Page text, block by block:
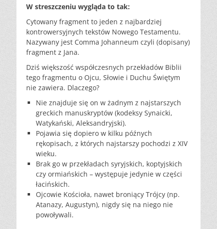
W streszczeniu wygląda to tak:
Cytowany fragment to jeden z najbardziej
kontrowersyjnych tekstów Nowego Testamentu.
Nazywany jest Comma Johanneum czyli (dopisany)
fragment z Jana.
Dziś większość współczesnych przekładów Biblii
tego fragmentu o Ojcu, Słowie i Duchu Świętym
nie zawiera. Dlaczego?
Nie znajduje się on w żadnym z najstarszych
greckich manuskryptów (kodeksy Synaicki,
Watykański, Aleksandryjski).
Pojawia się dopiero w kilku późnych
rękopisach, z których najstarszy pochodzi z XIV
wieku.
Brak go w przekładach syryjskich, koptyjskich
czy ormiańskich – występuje jedynie w części
łacińskich.
Ojcowie Kościoła, nawet broniący Trójcy (np.
Atanazy, Augustyn), nigdy się na niego nie
powoływali.